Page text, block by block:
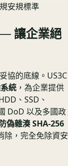
安規標準
讓企業絕
協的底線。US3C
統 ，為企業提供
、SSD、
DoD 以及多國政
偽雜湊 SHA-256
除，完全免除資安